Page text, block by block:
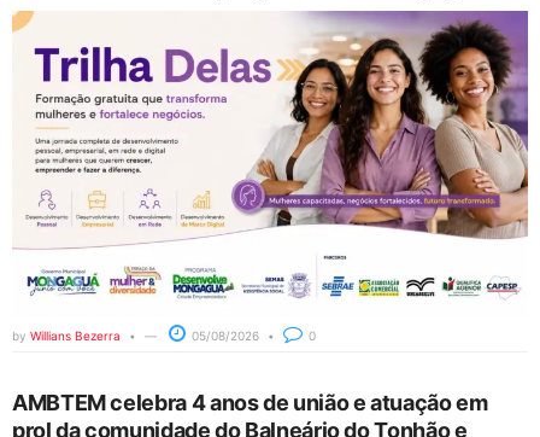
by Willians Bezerra 05/08/2026 0
AMBTEM celebra 4 anos de união e atuação em
prol da comunidade do Balneário do Tonhão e